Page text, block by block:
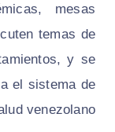
mesas
temas de
y se
el sistema de
venezolano.